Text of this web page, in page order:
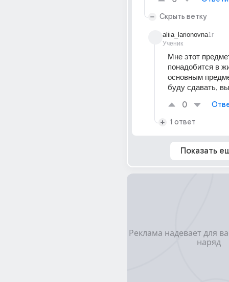
Скрыть ветку
aliia_larionovna
Ученик
1г
Мне этот
понадобится в
основным
буду сдавать,
0
1 ответ
Показать